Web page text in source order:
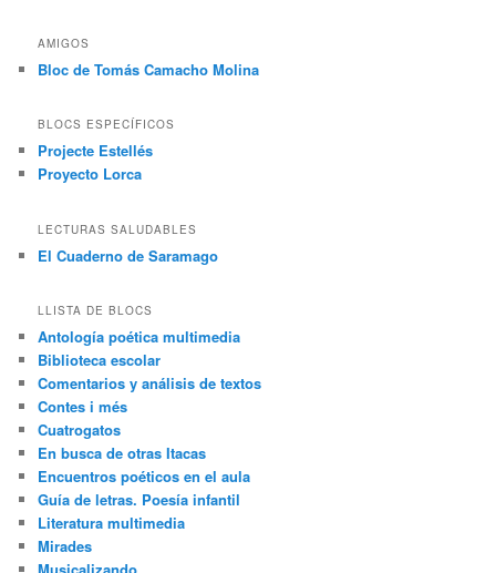
AMIGOS
Bloc de Tomás Camacho Molina
BLOCS ESPECÍFICOS
Projecte Estellés
Proyecto Lorca
LECTURAS SALUDABLES
El Cuaderno de Saramago
LLISTA DE BLOCS
Antología poética multimedia
Biblioteca escolar
Comentarios y análisis de textos
Contes i més
Cuatrogatos
En busca de otras Itacas
Encuentros poéticos en el aula
Guía de letras. Poesía infantil
Literatura multimedia
Mirades